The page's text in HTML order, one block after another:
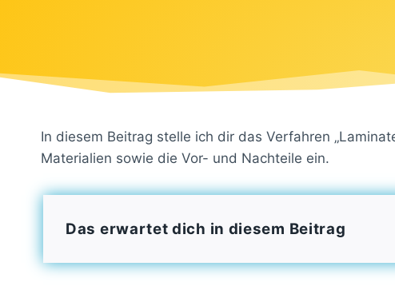
In diesem Beitrag stelle ich dir das Verfahren
Materialien sowie die Vor- und Nachteile ein.
Das erwartet dich in diesem Beitrag